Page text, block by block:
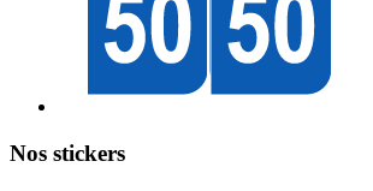
Nos stickers